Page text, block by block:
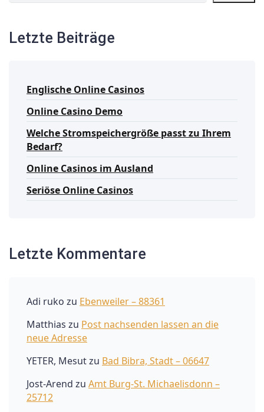
Letzte Beiträge
Englische Online Casinos
Online Casino Demo
Welche Stromspeichergröße passt zu Ihrem
Bedarf?
Online Casinos im Ausland
Seriöse Online Casinos
Letzte Kommentare
Adi ruko zu Ebenweiler – 88361
Matthias zu Post nachsenden lassen an die
neue Adresse
YETER, Mesutzu Bad Bibra, Stadt – 06647
Jost-Arend zu Amt Burg-St. Michaelisdonn –
25712